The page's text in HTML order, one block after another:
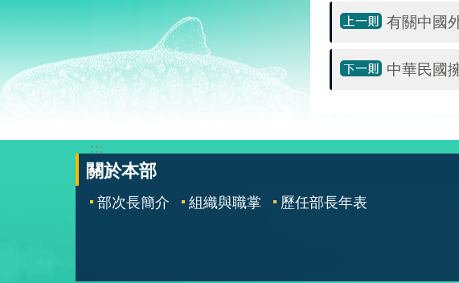
有關中國
中華民國
:::
關於本部
部次長簡介 組織與職掌 歷任部長年表